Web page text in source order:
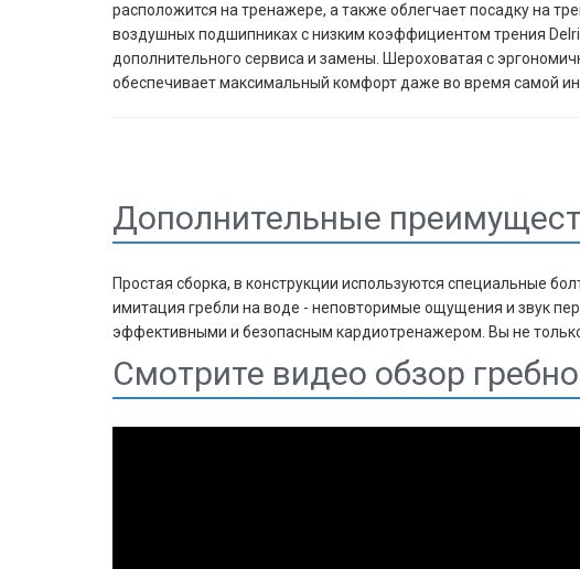
расположится на тренажере, а также облегчает посадку на
воздушных подшипниках с низким коэффициентом трения
дополнительного сервиса и замены. Шероховатая с
обеспечивает максимальный комфорт даже во время самой
Дополнительные
Простая сборка, в конструкции используются специальные
имитация гребли на воде - неповторимые ощущения и звук
эффективными и безопасным кардиотренажером. Вы не
Смотрите видео обзор